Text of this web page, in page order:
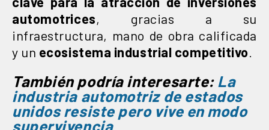
automotrices, gracias a su
infraestructura, mano de obra calificada
y un ecosistema industrial competitivo
También podría interesarte: La
industria automotriz de estados
unidos resiste pero vive en modo
supervivencia